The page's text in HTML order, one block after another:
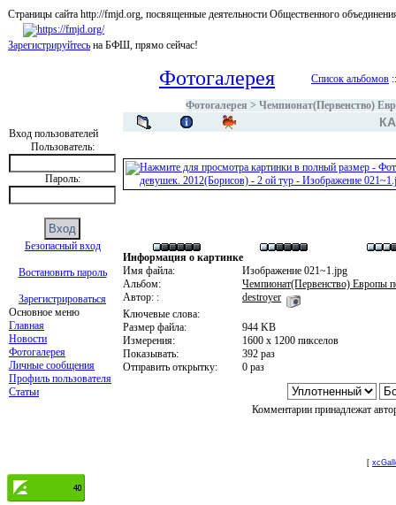
Страницы сайта http://fmjd.org, посвященные деятельности Общественного
Зарегистрируйтесь на БФШ, прямо сейчас!
Вход пользователей
Пользователь:
Пароль:
Безопасный вход
Востановить пароль
Зарегистрироваться
Основное меню
Главная
Новости
Фотогалерея
Личные сообщения
Профиль пользователя
Статьи
Фотогалерея Список альбомов
Фотогалерея > Чемпионат(Первенство)
Информация о картинке
Имя файла:
Изображение 021~1.jpg
Альбом:
Чемпионат(Первенство) Европы
Автор: :
destroyer
Ключевые слова:
Размер файла:
944 KB
Измерения:
1600 x 1200 пикселов
Показывать:
392 раз
Отправить открытку:
0 раз
Комментарии принадлежат
[